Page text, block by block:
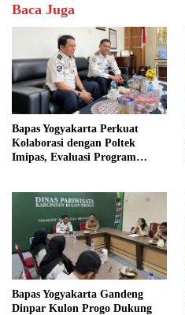
Baca Juga
Bapas Yogyakarta Perkuat
Kolaborasi dengan Poltek
Imipas, Evaluasi Program
Bapas Yogyakarta Gandeng
Dinpar Kulon Progo Dukung